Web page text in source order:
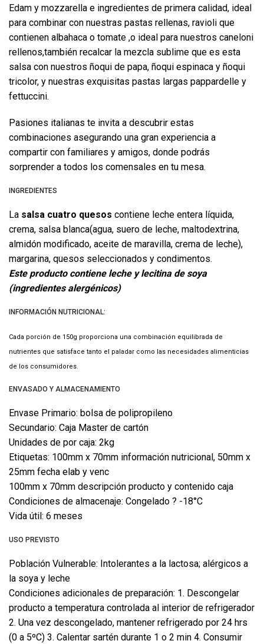
Edam y mozzarella e ingredientes de primera calidad, ideal
para combinar con nuestras pastas rellenas, ravioli que
contienen albahaca o tomate ,o ideal para nuestros caneloni
rellenos,también recalcar la mezcla sublime que es esta
salsa con nuestros ñoqui de papa, ñoqui espinaca y ñoqui
tricolor, y nuestras exquisitas pastas largas pappardelle y
fettuccini.
Pasiones italianas te invita a descubrir estas
combinaciones asegurando una gran experiencia a
compartir con familiares y amigos, donde podrás
sorprender a todos los comensales en tu mesa.
INGREDIENTES
La salsa cuatro quesoscontiene leche entera líquida,
crema, salsa blanca(agua, suero de leche, maltodextrina,
almidón modificado, aceite de maravilla, crema de leche),
margarina, quesos seleccionados y condimentos.
Este producto contiene leche y lecitina de soya
(ingredientes alergénicos)
INFORMACIÓN NUTRICIONAL:
Cada porción de 150g proporciona una combinación equilibrada de
nutrientes que satisface tanto el paladar como las necesidades alimenticias
de los consumidores.
ENVASADO Y ALMACENAMIENTO
Envase Primario: bolsa de polipropileno
Secundario: Caja Master de cartón
Unidades de por caja: 2kg
Etiquetas: 100mm x 70mm información nutricional, 50mm x
25mm fecha elab y venc
100mm x 70mm descripción producto y contenido caja
Condiciones de almacenaje: Congelado ? -18°C
Vida útil: 6 meses
USO PREVISTO
Población Vulnerable: Intolerantes a la lactosa; alérgicos a
la soya y leche
Condiciones adicionales de preparación: 1. Descongelar
producto a temperatura controlada al interior de refrigerador
2. Una vez descongelado, mantener refrigerado por 24 hrs
(0 a 5ºC) 3. Calentar sartén durante 1 o 2 min 4. Consumir